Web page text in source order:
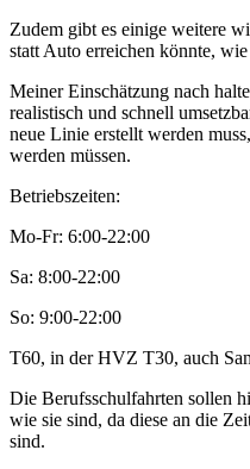
Zudem gibt es einige weitere
statt Auto erreichen könnte,
Meiner Einschätzung nach
realistisch und schnell
neue Linie erstellt werden
werden müssen.
Betriebszeiten:
Mo-Fr: 6:00-22:00
Sa: 8:00-22:00
So: 9:00-22:00
T60, in der HVZ T30, auch
Die Berufsschulfahrten sollen
wie sie sind, da diese an die
sind.